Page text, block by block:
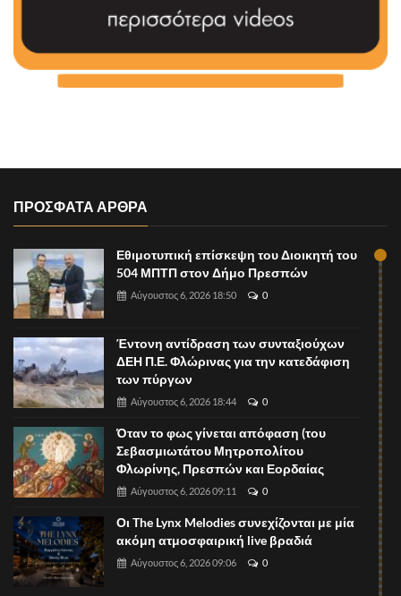
ΠΡΟΣΦΑΤΑ ΑΡΘΡΑ
Εθιμοτυπική επίσκεψη του Διοικητή του
504 ΜΠΤΠ στον Δήμο Πρεσπών
Αύγουστος 6, 2026 18:50 0
Έντονη αντίδραση των συνταξιούχων
ΔΕΗ Π.Ε. Φλώρινας για την κατεδάφιση
των πύργων
Αύγουστος 6, 2026 18:44 0
Όταν το φως γίνεται απόφαση (του
Σεβασμιωτάτου Μητροπολίτου
Φλωρίνης, Πρεσπών και Εορδαίας
Αύγουστος 6, 2026 09:11 0
Οι The Lynx Melodies συνεχίζονται με μία
ακόμη ατμοσφαιρική live βραδιά
Αύγουστος 6, 2026 09:06 0